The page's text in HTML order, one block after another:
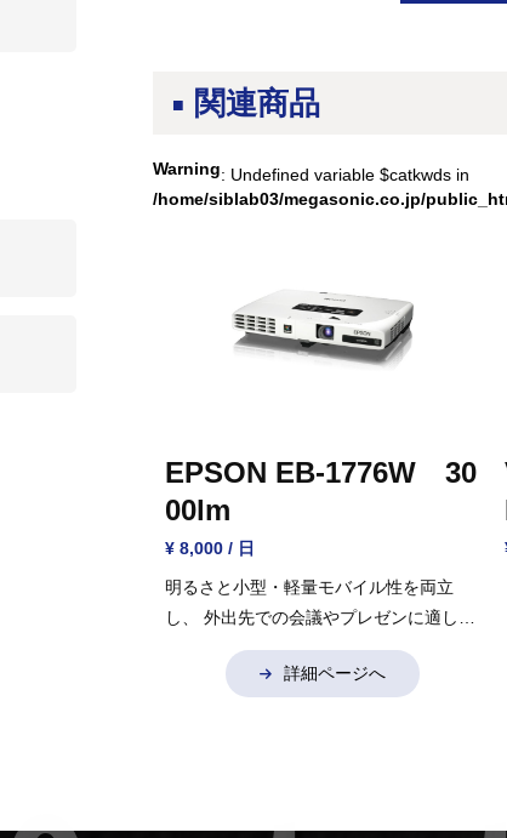
関連商品
Warning: Undefined variable $catkwds in
/home/siblab03/megasonic.co.jp/
EPSON EB-1776W 30
00lm
¥ 8,000 / 日
明るさと小型・軽量モバイル性を両立
し、
外出先での会議やプレゼンに適した
詳細ページへ